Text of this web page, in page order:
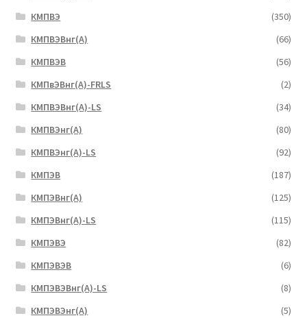
КМПВЭ
(350)
КМПВЭBнг(А)
(66)
КМПВЭВ
(56)
КМПвЭВнг(А)-FRLS
(2)
КМПВЭВнг(А)-LS
(34)
КМПВЭнг(А)
(80)
КМПВЭнг(А)-LS
(92)
КМПЭВ
(187)
КМПЭВнг(А)
(125)
КМПЭВнг(А)-LS
(115)
КМПЭВЭ
(82)
КМПЭВЭВ
(6)
КМПЭВЭВнг(А)-LS
(8)
КМПЭВЭнг(А)
(5)